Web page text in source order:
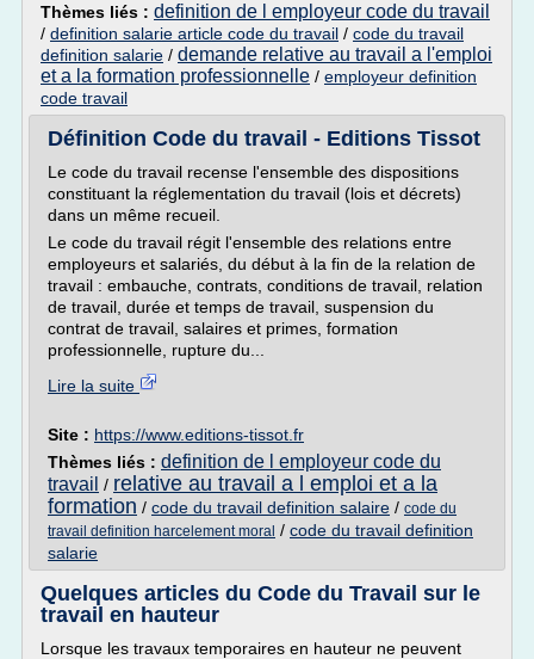
Thèmes liés : definition de l employeur code du travail
/ definition salarie article code du travail / code du travail
definition salarie / demande relative au travail a l'emploi
et a la formation professionnelle / employeur definition
code travail
Définition Code du travail - Editions Tissot
Le code du travail recense l'ensemble des dispositions
constituant la réglementation du travail (lois et décrets)
dans un même recueil.
Le code du travail régit l'ensemble des relations entre
employeurs et salariés, du début à la fin de la relation de
travail : embauche, contrats, conditions de travail, relation
de travail, durée et temps de travail, suspension du
contrat de travail, salaires et primes, formation
professionnelle, rupture du...
Lire la suite
Site : https://www.editions-tissot.fr
Thèmes liés : definition de l employeur code du
travail / relative au travail a l emploi et a la
formation / code du travail definition salaire / code du
travail definition harcelement moral / code du travail definition
salarie
Quelques articles du Code du Travail sur le
travail en hauteur
Lorsque les travaux temporaires en hauteur ne peuvent